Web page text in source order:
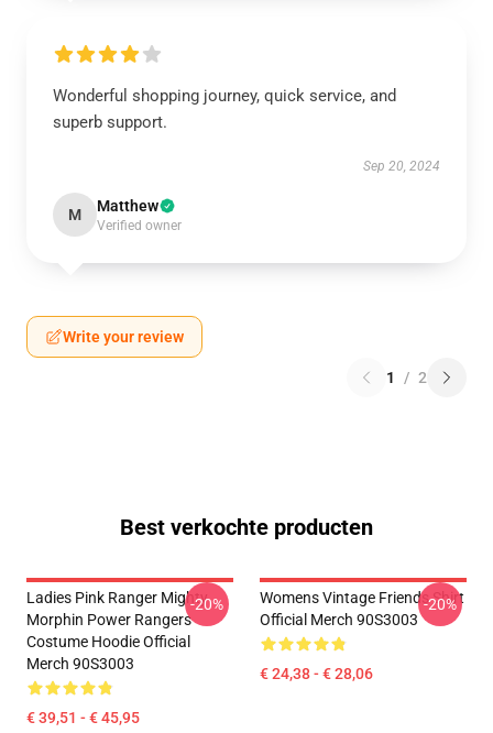
Wonderful shopping journey, quick service, and
superb support.
Sep 20, 2024
M Matthew
Verified owner
Write your review
1 / 2
Best verkochte producten
Ladies Pink Ranger Mighty
Morphin Power Rangers
Costume Hoodie Official
Merch 90S3003
€ 39,51 - € 45,95
-20%
Womens Vintage Friends Shirt
Official Merch 90S3003
€ 24,38 - € 28,06
-20%